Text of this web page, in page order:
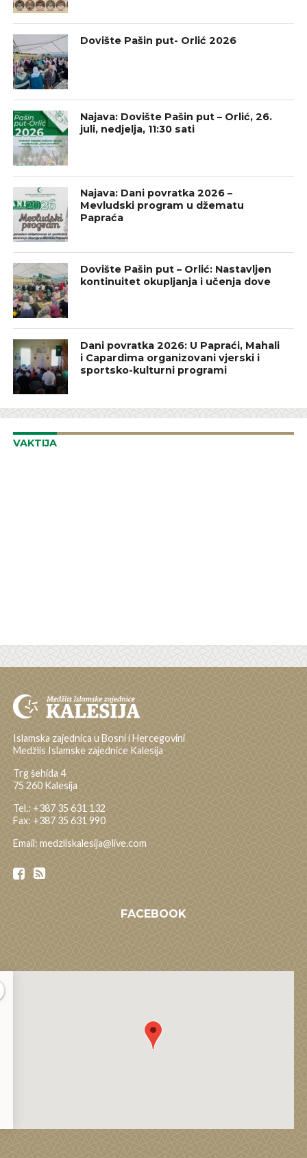
Dovište Pašin put- Orlić 2026
Najava: Dovište Pašin put – Orlić, 26.
juli, nedjelja, 11:30 sati
Najava: Dani povratka 2026 –
Mevludski program u džematu
Papraća
Dovište Pašin put – Orlić: Nastavljen
kontinuitet okupljanja i učenja dove
Dani povratka 2026: U Papraći, Mahali
i Capardima organizovani vjerski i
sportsko-kulturni programi
VAKTIJA
Islamska zajednica u Bosni i Hercegovini
Medžlis Islamske zajednice Kalesija
Trg šehida 4
75 260 Kalesija
Tel.: +387 35 631 132
Fax: +387 35 631 990
Email: medzliskalesija@live.com
FACEBOOK